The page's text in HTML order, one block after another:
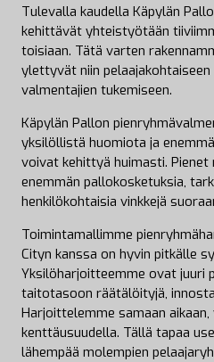
Tulevalla kaudella Käpylän
kehittävät yhteistyötään
toisiaan. Tätä varten
ylettyvät niin pelaajakohtaiseen
valmentajien tukemiseen.
Käpylän Pallon
yksilöllistä huomiota ja
voivat kehittyä huimasti.
enemmän pallokosketuksia,
henkilökohtaisia vinkkejä
Toimintamallimme
Cityn kanssa on hyvin pitkälle
Yksilöharjoitteemme ovat juuri
taitotasoon räätälöityjä,
Harjoittelemme samaan
kenttäusuudella. Tällä tapaa
lähempää molempien